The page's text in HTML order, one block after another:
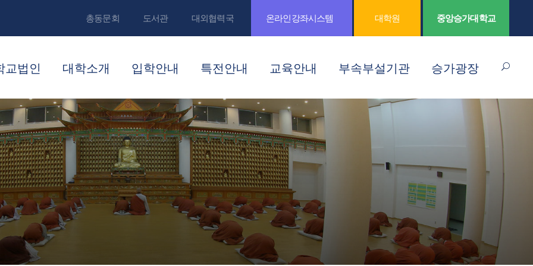
총동문회 도서관 대외협력국 온라인강좌시스템 대학원 중앙승가대학교
교법인 대학소개 입학안내 특전안내 교육안내 부속부설기관 승가광장